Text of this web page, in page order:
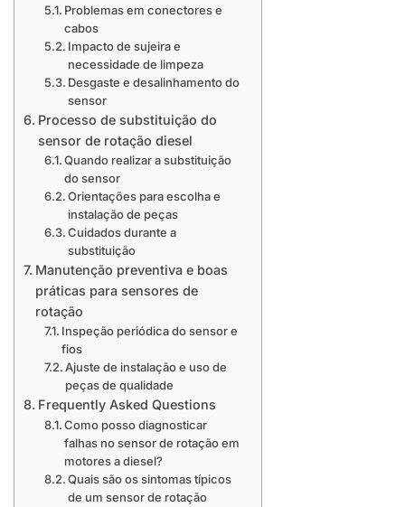
Problemas em conectores e
cabos
Impacto de sujeira e
necessidade de limpeza
Desgaste e desalinhamento do
sensor
Processo de substituição do
sensor de rotação diesel
Quando realizar a substituição
do sensor
Orientações para escolha e
instalação de peças
Cuidados durante a
substituição
Manutenção preventiva e boas
práticas para sensores de
rotação
Inspeção periódica do sensor e
fios
Ajuste de instalação e uso de
peças de qualidade
Frequently Asked Questions
Como posso diagnosticar
falhas no sensor de rotação em
motores a diesel?
Quais são os sintomas típicos
de um sensor de rotação